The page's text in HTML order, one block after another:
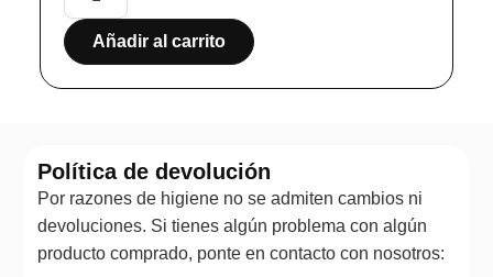
Añadir al carrito
Política de devolución
Por razones de higiene no se admiten cambios ni
devoluciones. Si tienes algún problema con algún
producto comprado, ponte en contacto con nosotros: